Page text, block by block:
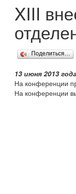
XIII
Поделиться…
13 июня 2013
На конференции
На конференции